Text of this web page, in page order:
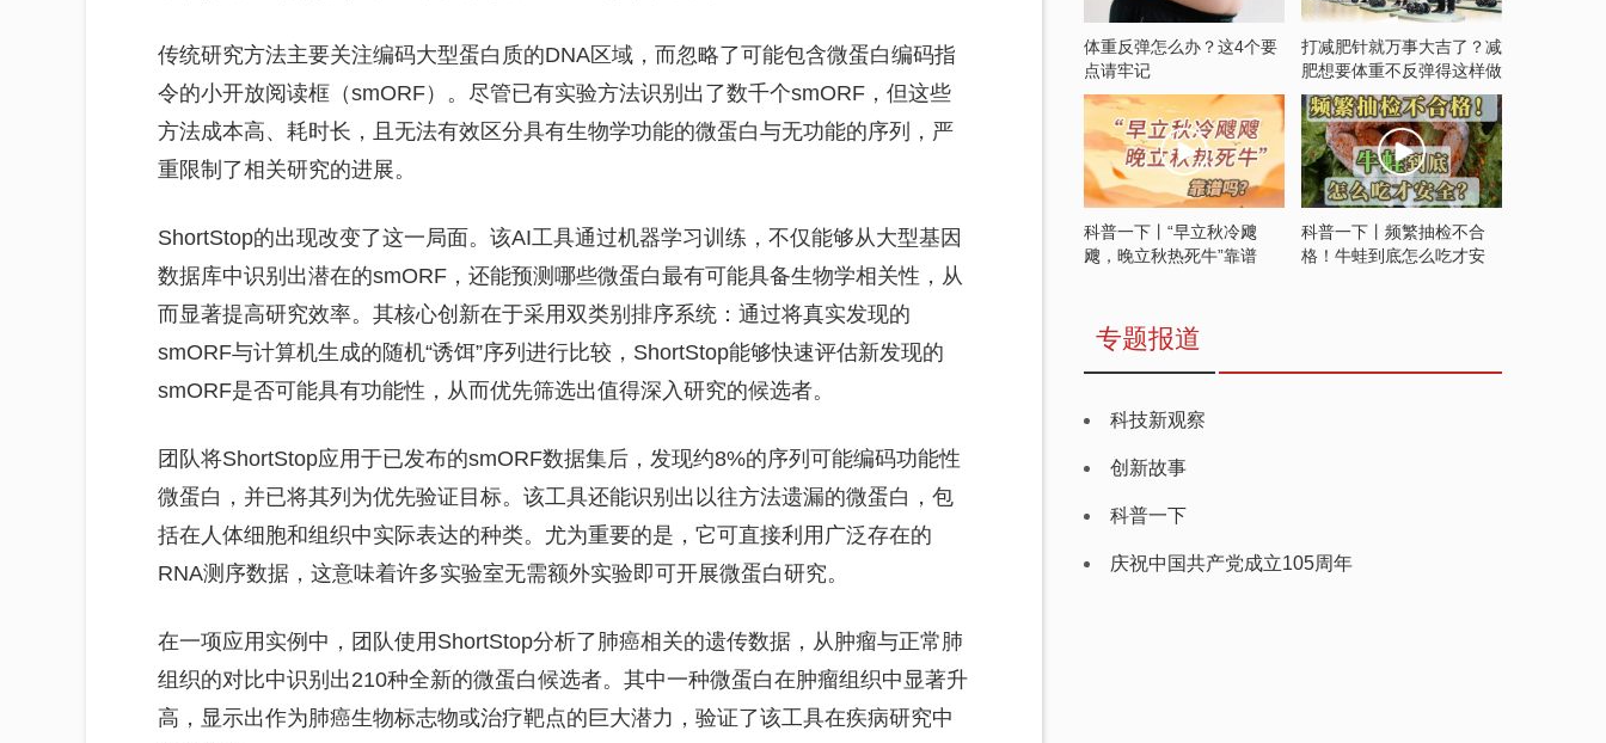
传统研究方法主要关注编码大型蛋白质的DNA区域，而忽略了可能包含微蛋白编码指
令的小开放阅读框（smORF）。尽管已有实验方法识别出了数千个smORF，但这些
方法成本高、耗时长，且无法有效区分具有生物学功能的微蛋白与无功能的序列，严
重限制了相关研究的进展。
ShortStop的出现改变了这一局面。该AI工具通过机器学习训练，不仅能够从大型基因
数据库中识别出潜在的smORF，还能预测哪些微蛋白最有可能具备生物学相关性，从
而显著提高研究效率。其核心创新在于采用双类别排序系统：通过将真实发现的
smORF与计算机生成的随机“诱饵”序列进行比较，ShortStop能够快速评估新发现的
smORF是否可能具有功能性，从而优先筛选出值得深入研究的候选者。
团队将ShortStop应用于已发布的smORF数据集后，发现约8%的序列可能编码功能性
微蛋白，并已将其列为优先验证目标。该工具还能识别出以往方法遗漏的微蛋白，包
括在人体细胞和组织中实际表达的种类。尤为重要的是，它可直接利用广泛存在的
RNA测序数据，这意味着许多实验室无需额外实验即可开展微蛋白研究。
在一项应用实例中，团队使用ShortStop分析了肺癌相关的遗传数据，从肿瘤与正常肺
组织的对比中识别出210种全新的微蛋白候选者。其中一种微蛋白在肿瘤组织中显著升
高，显示出作为肺癌生物标志物或治疗靶点的巨大潜力，验证了该工具在疾病研究中
体重反弹怎么办？这4个要
点请牢记
打减肥针就万事大吉了？减
肥想要体重不反弹得这样做
科普一下丨“早立秋冷飕
飕，晚立秋热死牛”靠谱
科普一下丨频繁抽检不合
格！牛蛙到底怎么吃才安
专题报道
科技新观察
创新故事
科普一下
庆祝中国共产党成立105周年